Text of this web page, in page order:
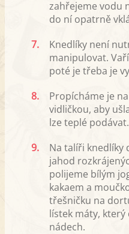
zahřejeme vodu
do ní opatrně
7.
Knedlíky není
manipulovat.
poté je třeba je
8.
Propícháme je
vidličkou, aby
lze teplé podávat.
9.
Na talíři knedlíky
jahod
polijeme bílým
kakaem a
třešničku na
lístek máty,
nádech.